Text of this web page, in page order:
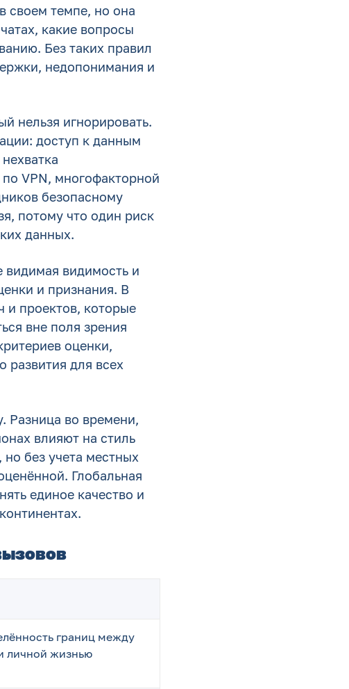
своем темпе, но она
какие вопросы
Без таких правил
недопонимания и
нельзя игнорировать.
доступ к данным
VPN, многофакторной
безопасному
потому что один риск
данных.
видимая видимость и
и признания. В
и проектов, которые
вне поля зрения
оценки,
развития для всех
Разница во времени,
влияют на стиль
без учета местных
Глобальная
единое качество и
границ между
личной жизнью